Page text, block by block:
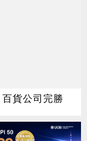
貨公司完勝